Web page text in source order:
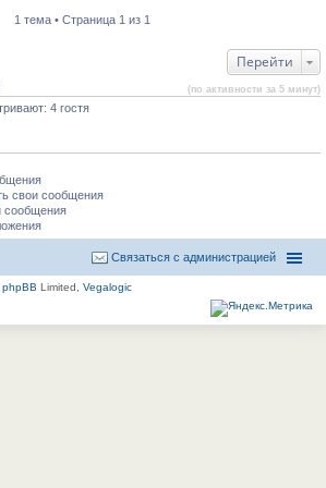
1 тема • Страница 1 из 1
Перейти
(по активности за 5 минут)
4 гостя
свои сообщения
сообщения
Связаться с администрацией
phpBB Limited, Vegalogic